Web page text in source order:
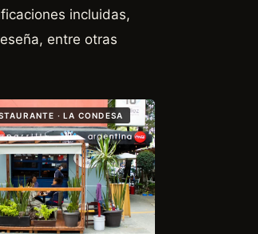
incluidas,
entre otras
· LA CONDESA